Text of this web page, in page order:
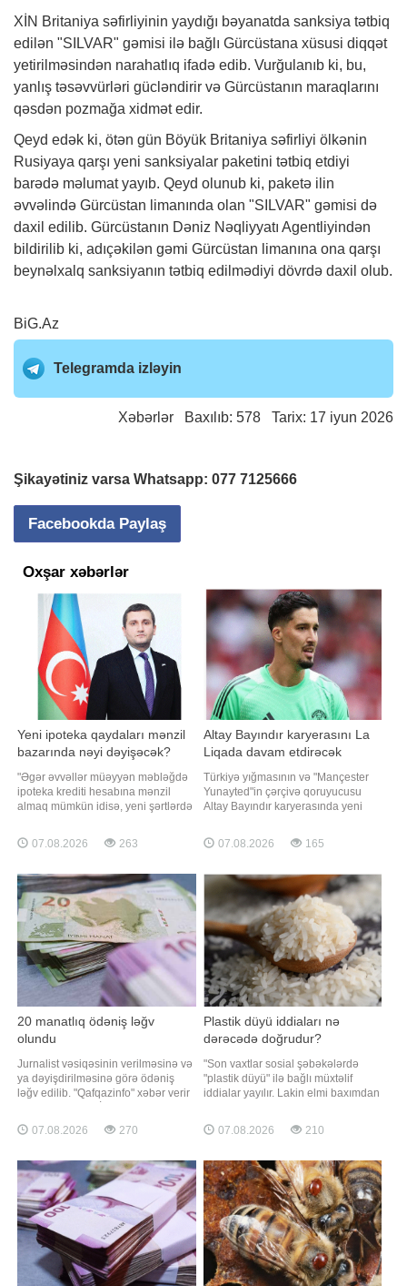
XİN Britaniya səfirliyinin yaydığı bəyanatda sanksiya tətbiq
edilən "SILVAR" gəmisi ilə bağlı Gürcüstana xüsusi diqqət
yetirilməsindən narahatlıq ifadə edib. Vurğulanıb ki, bu,
yanlış təsəvvürləri gücləndirir və Gürcüstanın maraqlarını
qəsdən pozmağa xidmət edir.
Qeyd edək ki, ötən gün Böyük Britaniya səfirliyi ölkənin
Rusiyaya qarşı yeni sanksiyalar paketini tətbiq etdiyi
barədə məlumat yayıb. Qeyd olunub ki, paketə ilin
əvvəlində Gürcüstan limanında olan "SILVAR" gəmisi də
daxil edilib. Gürcüstanın Dəniz Nəqliyyatı Agentliyindən
bildirilib ki, adıçəkilən gəmi Gürcüstan limanına ona qarşı
beynəlxalq sanksiyanın tətbiq edilmədiyi dövrdə daxil olub.
BiG.Az
Telegramda izləyin
Xəbərlər Baxılıb: 578 Tarix: 17 iyun 2026
Şikayətiniz varsa Whatsapp: 077 7125666
Facebookda Paylaş
Oxşar xəbərlər
Yeni ipoteka qaydaları mənzil
bazarında nəyi dəyişəcək?
"Əgər əvvəllər müəyyən məbləğdə
ipoteka krediti hesabına mənzil
almaq mümkün idisə, yeni şərtlərdə
olunacaq. Bu isə xüsusilə orta gəlirli
və ilk dəfə mənzil almaq istəyən
çətinləşdirəcək". Bunu BİG.AZ-a
açıqlamasında əmlak məsələlər
07.08.2026 263
Altay Bayındır karyerasını La
Liqada davam etdirəcək
Türkiyə yığmasının və "Mançester
Yunayted"in çərçivə qoruyucusu
Altay Bayındır karyerasında yeni
qapıçı İspaniyanın "Selta" klubu ilə
razılığa gəlib. 28 yaşlı qolkiper La
əsasında forma geyinəcək. Tərəflər
arasınd
07.08.2026 165
20 manatlıq ödəniş ləğv
olundu
Jurnalist vəsiqəsinin verilməsinə və
ya dəyişdirilməsinə görə ödəniş
ləğv edilib. "Qafqazinfo" xəbər verir
tətbiqi barədə Fərman imzaladığı
"Media haqqında" qanuna
edək ki, jurnalist vəsiqəsinin
verilməsinə və dəyişdirilməsin
07.08.2026 270
Plastik düyü iddiaları nə
dərəcədə doğrudur?
"Son vaxtlar sosial şəbəkələrdə
"plastik düyü" ilə bağlı müxtəlif
iddialar yayılır. Lakin elmi baxımdan
Ümumiyyətlə, düyünün plastikdən
hazırlanması həm iqtisadi, həm də
Plastik qranulların istehsalı təbii
düyünün becərilməsi v
07.08.2026 210